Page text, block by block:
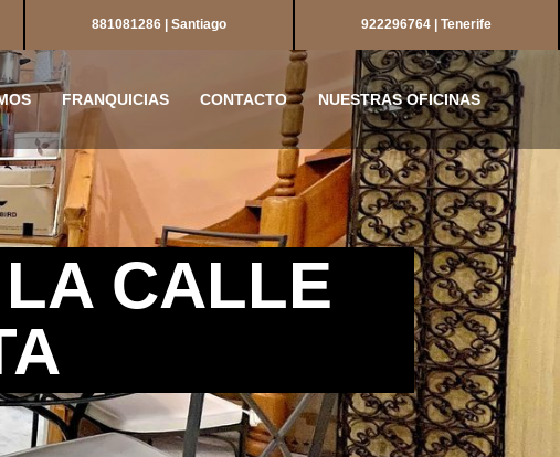
881081286 | Santiago 922296764 | Tenerife
FRANQUICIAS CONTACTO NUESTRAS OFICINAS
CALLE